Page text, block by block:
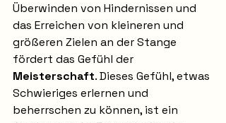
Überwinden von Hindernissen und
das Erreichen von kleineren und
größeren Zielen an der Stange
fördert das Gefühl der
Meisterschaft. Dieses Gefühl, etwas
Schwieriges erlernen und
beherrschen zu können, ist ein